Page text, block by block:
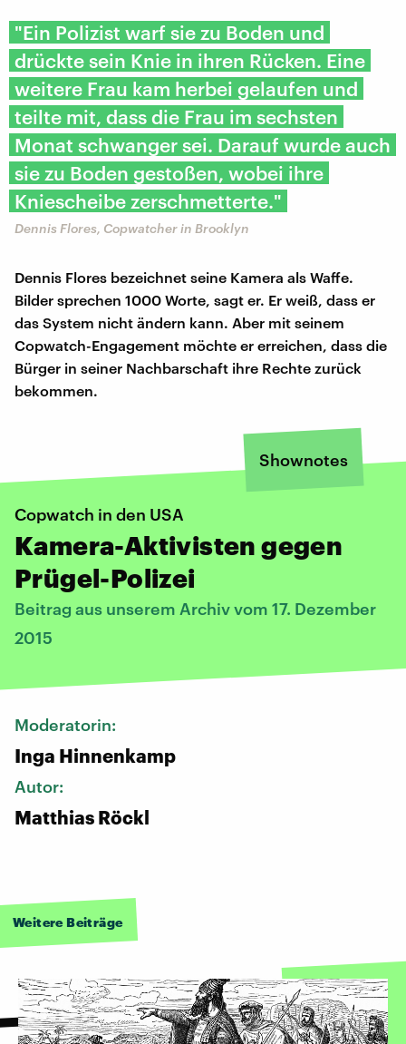
"Ein Polizist warf sie zu Boden und
drückte sein Knie in ihren Rücken. Eine
weitere Frau kam herbei gelaufen und
teilte mit, dass die Frau im sechsten
Monat schwanger sei. Darauf wurde auch
sie zu Boden gestoßen, wobei ihre
Kniescheibe zerschmetterte."
Dennis Flores, Copwatcher in Brooklyn
Dennis Flores bezeichnet seine Kamera als Waffe.
Bilder sprechen 1000 Worte, sagt er. Er weiß, dass er
das System nicht ändern kann. Aber mit seinem
Copwatch-Engagement möchte er erreichen, dass die
Bürger in seiner Nachbarschaft ihre Rechte zurück
bekommen.
Shownotes
Copwatch in den USA
Kamera-Aktivisten gegen
Prügel-Polizei
Beitrag aus unserem Archiv vom 17. Dezember
2015
Moderatorin:
Inga Hinnenkamp
Autor:
Matthias Röckl
Weitere Beiträge